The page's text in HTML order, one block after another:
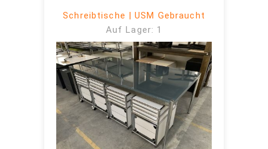
Schreibtische | USM Gebraucht
Auf Lager: 1